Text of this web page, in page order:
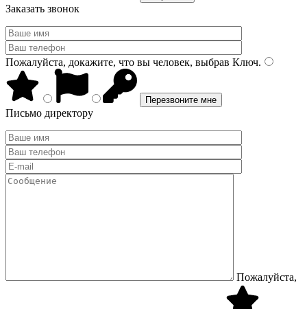
Заказать звонок
Пожалуйста, докажите, что вы человек, выбрав Ключ.
Письмо директору
Пожалуйста,